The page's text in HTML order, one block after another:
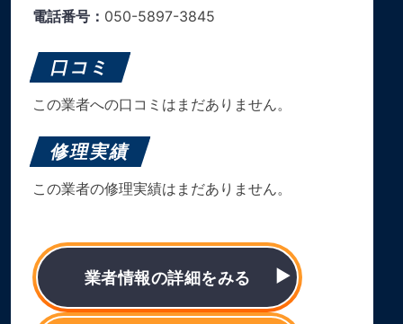
電話番号： 050-5897-3845
口コミ
この業者への口コミはまだありません。
修理実績
この業者の修理実績はまだありません。
業者情報の詳細をみる